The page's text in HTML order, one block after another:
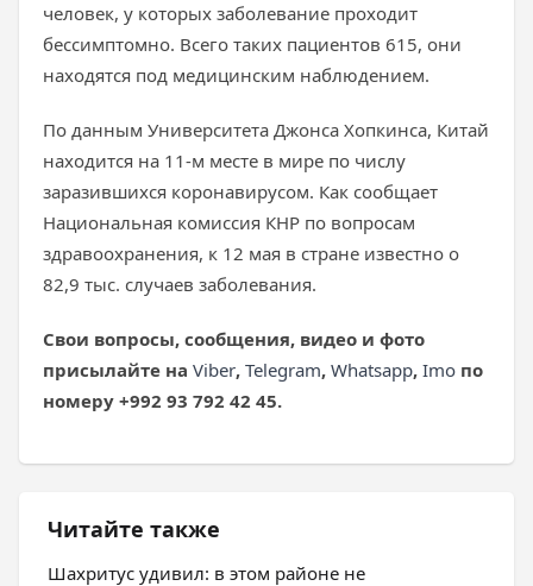
человек, у которых заболевание проходит
бессимптомно. Всего таких пациентов 615, они
находятся под медицинским наблюдением.
По данным Университета Джонса Хопкинса, Китай
находится на 11-м месте в мире по числу
заразившихся коронавирусом. Как сообщает
Национальная комиссия КНР по вопросам
здравоохранения, к 12 мая в стране известно о
82,9 тыс. случаев заболевания.
Свои вопросы, сообщения, видео и фото
присылайте на Viber, Telegram, Whatsapp, Imo по
номеру +992 93 792 42 45.
Читайте также
Шахритус удивил: в этом районе не